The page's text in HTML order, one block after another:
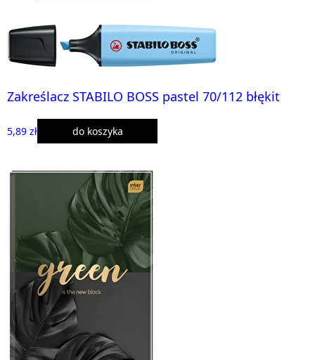
Zakreślacz STABILO BOSS pastel 70/112 błękit
5,89 zł do koszyka